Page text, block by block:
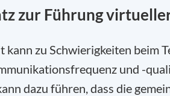
zur Führung
zu Schwierigkeiten beim
und -
dazu führen, dass die